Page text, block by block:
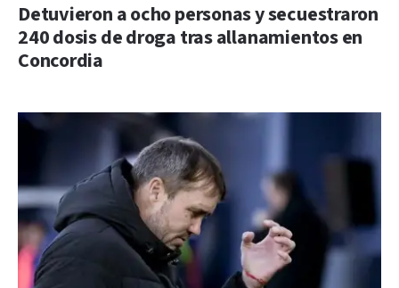
Detuvieron a ocho personas y secuestraron
240 dosis de droga tras allanamientos en
Concordia